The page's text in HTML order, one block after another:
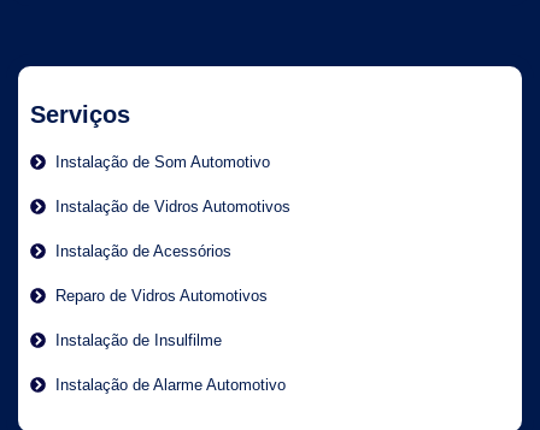
Serviços
Instalação de Som Automotivo
Instalação de Vidros Automotivos
Instalação de Acessórios
Reparo de Vidros Automotivos
Instalação de Insulfilme
Instalação de Alarme Automotivo